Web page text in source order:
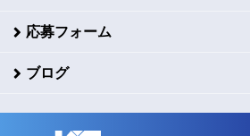
応募フォーム
ブログ